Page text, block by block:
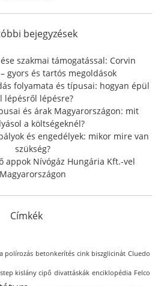
f
r
:
bejegyzések
szakmai támogatással: Corvin
gyors és tartós megoldások
folyamata és típusai: hogyan épül
lépésről lépésre?
és árak Magyarországon: mit
a költségeknél?
és engedélyek: mikor mire van
szükség?
appok Nívógáz Hungária Kft.-vel
Magyarországon
Címkék
polírozás betonkerítés cink biszglicinát Cluedo
kislány cipő divattáskák enciklopédia Felco